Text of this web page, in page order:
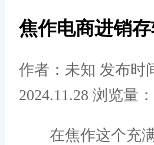
焦作电商进销
作者：未知 发布时
2024.11.28 浏览量
在焦作这个充满